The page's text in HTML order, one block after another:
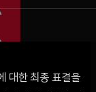
대한 최종 표결을